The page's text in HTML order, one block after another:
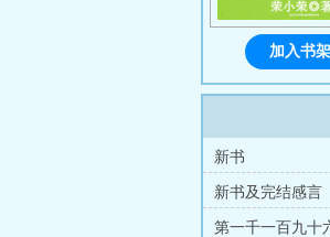
加入书架
新书
新书及完结感言
第一千一百九十